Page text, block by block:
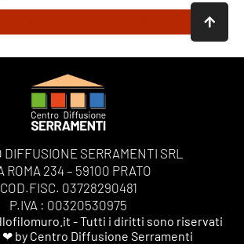
DIFFUSIONE SERRAMENTI SRL
ROMA 234 – 59100 PRATO
COD.FISC. 03728290481
P.IVA : 00320530975
- Tutti i diritti sono riservati
❤ by Centro Diffusione Serramenti